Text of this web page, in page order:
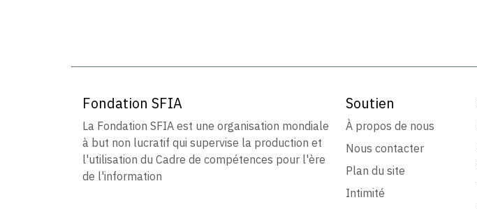
Fondation SFIA
La Fondation SFIA est une organisation mondiale
à but non lucratif qui supervise la production et
l'utilisation du Cadre de compétences pour l'ère
de l'information
Soutien
À propos de nous
Nous contacter
Plan du site
Intimité